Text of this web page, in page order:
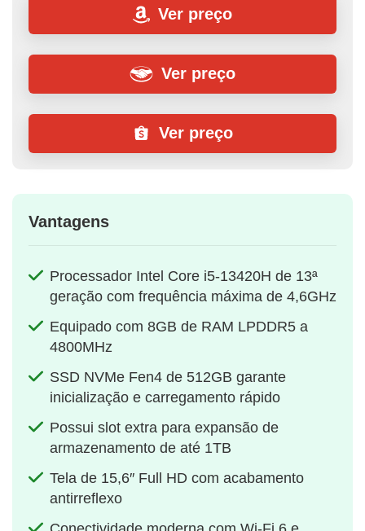
Ver preço
Ver preço
Ver preço
Vantagens
Processador Intel Core i5‑13420H de 13ª
geração com frequência máxima de 4,6GHz
Equipado com 8GB de RAM LPDDR5 a
4800MHz
SSD NVMe Fen4 de 512GB garante
inicialização e carregamento rápido
Possui slot extra para expansão de
armazenamento de até 1TB
Tela de 15,6″ Full HD com acabamento
antirreflexo